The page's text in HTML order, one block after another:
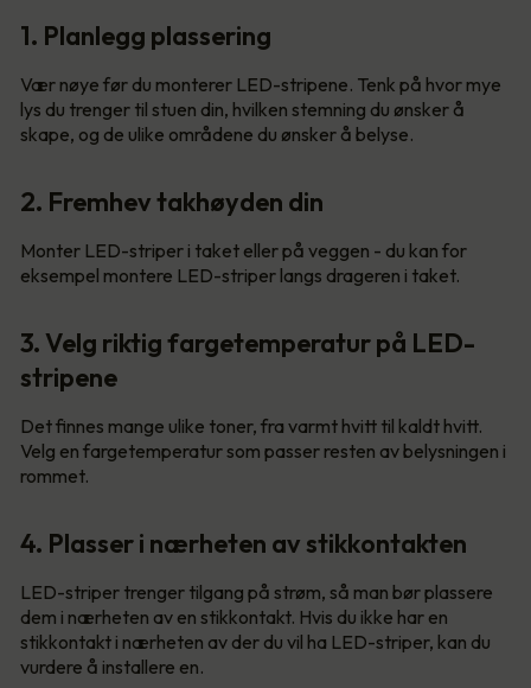
1. Planlegg plassering
Vær nøye før du monterer LED-stripene. Tenk på hvor mye
lys du trenger til stuen din, hvilken stemning du ønsker å
skape, og de ulike områdene du ønsker å belyse.
2. Fremhev takhøyden din
Monter LED-striper i taket eller på veggen - du kan for
eksempel montere LED-striper langs drageren i taket.
3. Velg riktig fargetemperatur på LED-
stripene
Det finnes mange ulike toner, fra varmt hvitt til kaldt hvitt.
Velg en fargetemperatur som passer resten av belysningen i
rommet.
4. Plasser i nærheten av stikkontakten
LED-striper trenger tilgang på strøm, så man bør plassere
dem i nærheten av en stikkontakt. Hvis du ikke har en
stikkontakt i nærheten av der du vil ha LED-striper, kan du
vurdere å installere en.